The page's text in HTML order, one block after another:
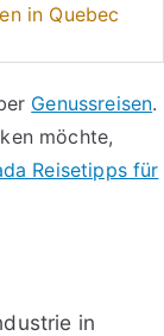
in Quebec
Genussreisen.
möchte,
Reisetipps für
in